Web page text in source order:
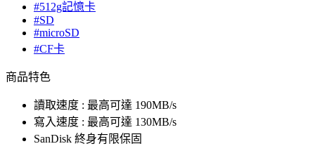
#512g記憶卡
#SD
#microSD
#CF卡
商品特色
讀取速度 : 最高可達 190MB/s
寫入速度 : 最高可達 130MB/s
SanDisk 終身有限保固